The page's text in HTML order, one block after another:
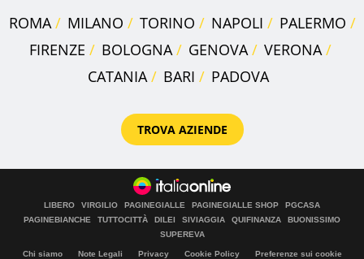
ROMA MILANO TORINO NAPOLI
PALERMO
FIRENZE
BOLOGNA GENOVA
VERONA
CATANIA
BARI PADOVA
TROVA AZIENDE
LIBERO VIRGILIO PAGINEGIALLE PAGINEGIALLE SHOP
PGCASA
PAGINEBIANCHE
TUTTOCITTÀ DILEI SIVIAGGIA QUIFINANZA
BUONISSIMO
SUPEREVA
Chi siamo Note Legali Privacy Cookie Policy
Preferenze sui cookie